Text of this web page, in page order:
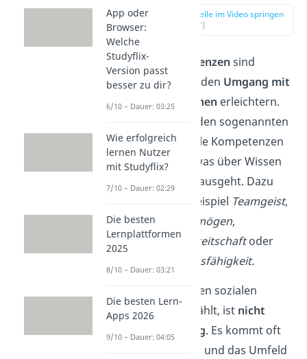
zur Stelle im Video springen
(00:17)
Soziale Kompetenzen sind
Fähigkeiten, die den Umgang mit
anderen Menschen erleichtern.
Sie gehören zu den sogenannten
Soft Skills. Soziale Kompetenzen
sind also alles, was über Wissen
und Technik hinausgeht. Dazu
gehören zum Beispiel Teamgeist,
Einfühlungsvermögen,
Kompromissbereitschaftoder
Kommunikationsfähigkeit.
Was genau zu den sozialen
Kompetenzen zählt, ist nicht
immer eindeutig. Es kommt oft
auf die Situation und das Umfeld
App oder
Browser:
Welche
Studyflix-
Version passt
besser zu dir?
6/10 – Dauer: 03:25
Wie erfolgreich
lernen Nutzer
mit Studyflix?
7/10 – Dauer: 02:29
Die besten
Lernplattformen
2025
8/10 – Dauer: 03:21
Die besten Lern-
Apps 2026
9/10 – Dauer: 04:05